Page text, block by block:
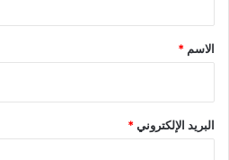
*
الاسم *
البريد الإلكتروني*